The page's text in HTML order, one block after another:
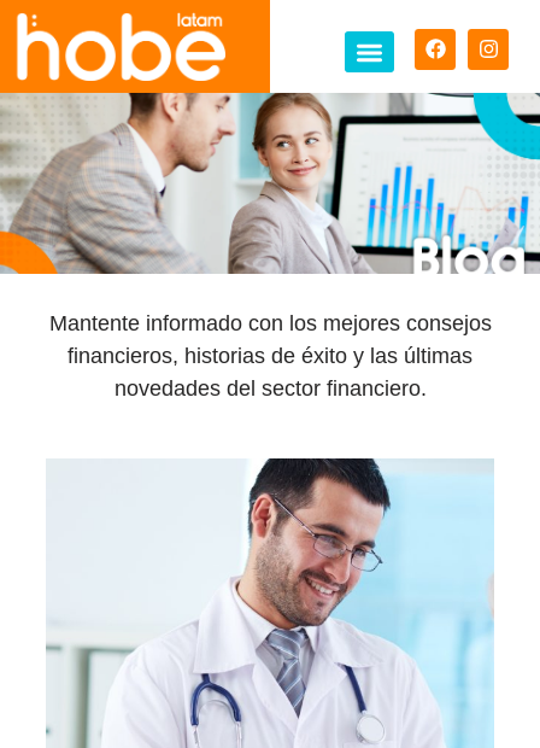
Mantente informado con los mejores consejos
financieros, historias de éxito y las últimas
novedades del sector financiero.